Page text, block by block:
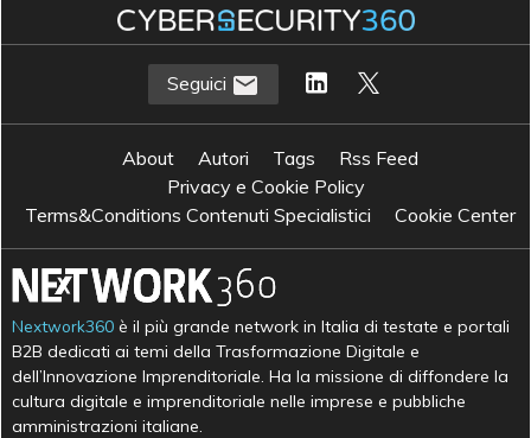
Seguici
About Autori Tags
Rss Feed
Privacy e Cookie Policy
Terms&Conditions Contenuti Specialistici
Cookie Center
Nextwork360 è il più grande network in Italia di testate e portali
B2B dedicati ai temi della Trasformazione Digitale e
dell’Innovazione Imprenditoriale. Ha la missione di diffondere la
cultura digitale e imprenditoriale nelle imprese e pubbliche
amministrazioni italiane.